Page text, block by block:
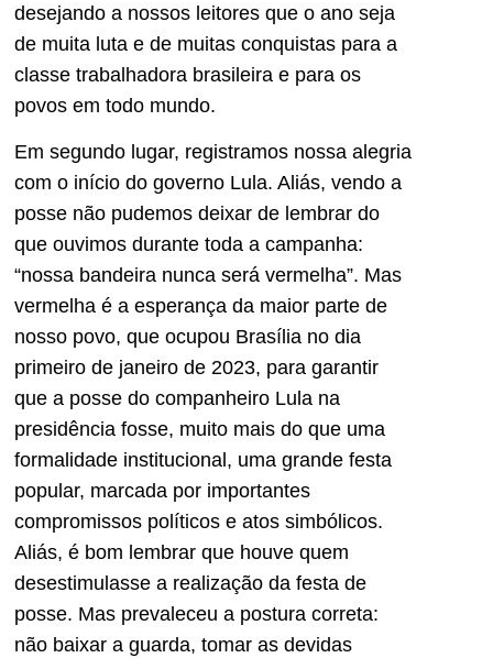
desejando a nossos leitores que o ano seja
de muita luta e de muitas conquistas para a
classe trabalhadora brasileira e para os
povos em todo mundo.
Em segundo lugar, registramos nossa alegria
com o início do governo Lula. Aliás, vendo a
posse não pudemos deixar de lembrar do
que ouvimos durante toda a campanha:
“nossa bandeira nunca será vermelha”. Mas
vermelha é a esperança da maior parte de
nosso povo, que ocupou Brasília no dia
primeiro de janeiro de 2023, para garantir
que a posse do companheiro Lula na
presidência fosse, muito mais do que uma
formalidade institucional, uma grande festa
popular, marcada por importantes
compromissos políticos e atos simbólicos.
Aliás, é bom lembrar que houve quem
desestimulasse a realização da festa de
posse. Mas prevaleceu a postura correta:
não baixar a guarda, tomar as devidas